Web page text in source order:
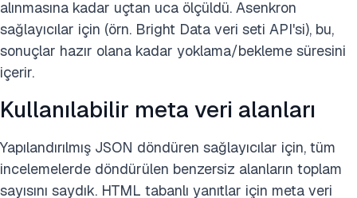
alınmasına kadar uçtan uca ölçüldü. Asenkron
sağlayıcılar için (örn. Bright Data veri seti API'si), bu,
sonuçlar hazır olana kadar yoklama/bekleme süresini
içerir.
Kullanılabilir meta veri alanları
Yapılandırılmış JSON döndüren sağlayıcılar için, tüm
incelemelerde döndürülen benzersiz alanların toplam
sayısını saydık. HTML tabanlı yanıtlar için meta veri